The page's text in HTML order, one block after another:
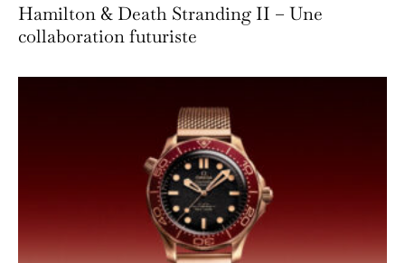
Hamilton & Death Stranding II – Une
collaboration futuriste